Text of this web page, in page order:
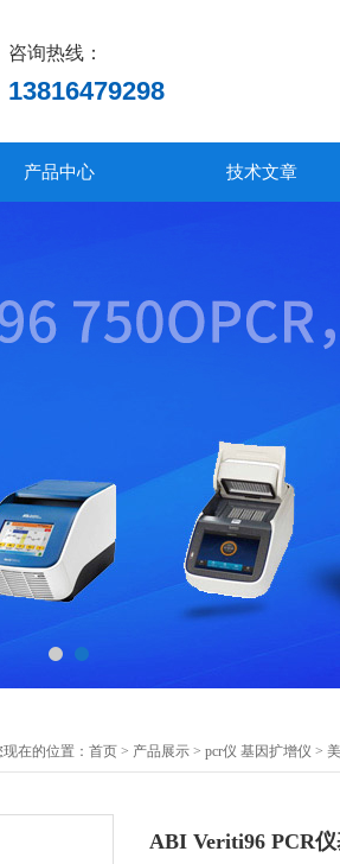
咨询热线：
13816479298
产品中心 技术文章
现在的位置： 首页 > 产品展示 > pcr仪 基因扩增仪 >
ABI Veriti96 PCR